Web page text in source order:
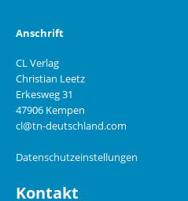
Anschrift
CL Verlag
Christian Leetz
Erkesweg 31
47906 Kempen
cl@tn-deutschland.com
Datenschutzeinstellungen
Kontakt